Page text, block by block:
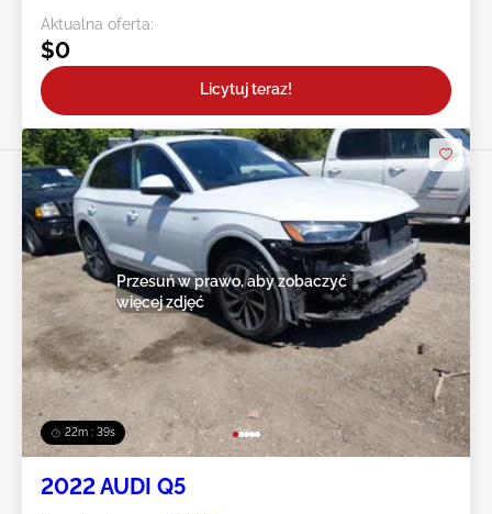
Aktualna oferta:
$0
Licytuj teraz!
22m : 36s
Przesuń w prawo, aby zobaczyć
więcej zdjęć
2022 AUDI Q5